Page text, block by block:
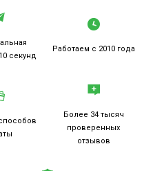
секунд
Работаем с 2010 года
Более 34 тысяч
проверенных
отзывов